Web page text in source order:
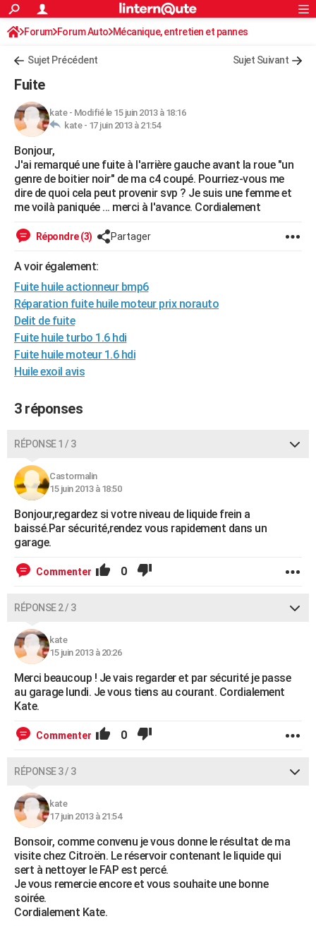
ACTUALITÉS
Politique
Société
Faits Divers
Education
Monde
Villes
+
FINANCE
Retraite
Impôts
Epargne
Immobilier
Risques naturels par ville
Banque
Assurance
Crédit
AUTO
Essais
Réserver un essai
Citadines
Berlines
SUV
Forum auto
+HIGH-TECH
Mobiles
Meilleur smartphone
Internet
Ordinateurs
Jeux vidéo
Guide high-tech
+BRICOLAGE
Forum
Aménagement intérieur
Extérieur
Cuisine
Salle de bains
Jardinage
Rangement
Guides de France
Escapades
Patrimoine
Expositions
Musées
Week-end nature
Art de vivre
Bien-être
Loisirs
Mode
Modes de vie
Alimentation
Guide de la santé
Maladies
Médicaments
Sommeil
VOYAGE
PHOTO
GUIDES D'ACHAT
CARTE DE VOEUX
Carte de Noël
Carte Bonne année
Carte Saint-Valentin
Carte Pâques
Carte d'anniversaire
DICTIONNAIRE
Dictionnaire
Biographies
Citations
Expressions
Proverbes
PROGRAMME TV
S'inscrire
Se connecter
Lycées
Collèges
Primaires
Universités
Entreprises
Service militaire
Avis de recherche
AVIS DE DÉCÈS
FORUM
Rechercher
S'inscrire
Connexion
Forum Forum Auto Mécanique, entretien et pannes
Sujet Précédent Sujet Suivant
Fuite
kate- Modifié le 15 juin 2013 à 18:16
kate - 17 juin 2013 à 21:54
Bonjour,
J'ai remarqué une fuite à l'arrière gauche avant la roue "un
genre de boitier noir" de ma c4 coupé. Pourriez-vous me
dire de quoi cela peut provenir svp ? Je suis une femme et
me voilà paniquée ... merci à l'avance. Cordialement
Répondre (3) Partager
A voir également:
Fuite huile actionneur bmp6
Réparation fuite huile moteur prix norauto
Delit de fuite
Fuite huile turbo 1.6 hdi
Fuite huile moteur 1.6 hdi
Huile exoil avis
3 réponses
RÉPONSE 1 / 3
Castormalin
15 juin 2013 à 18:50
Bonjour,regardez si votre niveau de liquide frein a
baissé.Par sécurité,rendez vous rapidement dans un
garage.
Commenter 0
RÉPONSE 2 / 3
kate
15 juin 2013 à 20:26
Merci beaucoup ! Je vais regarder et par sécurité je passe
au garage lundi. Je vous tiens au courant. Cordialement
Kate.
Commenter 0
RÉPONSE 3 / 3
kate
17 juin 2013 à 21:54
Bonsoir, comme convenu je vous donne le résultat de ma
visite chez Citroën. Le réservoir contenant le liquide qui
sert à nettoyer le FAP est percé.
Je vous remercie encore et vous souhaite une bonne
soirée.
Cordialement Kate.